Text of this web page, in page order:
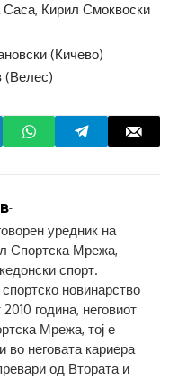
Кирил Смоквоски
(Кичево)
(Велес)
-
уредник на
Спортска Мрежа,
спорт.
новинарство
година, неговиот
Мрежа, тој е
во неговата кариера
од Втората и